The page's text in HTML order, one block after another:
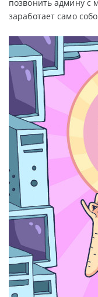
позвонить админу с
заработает само